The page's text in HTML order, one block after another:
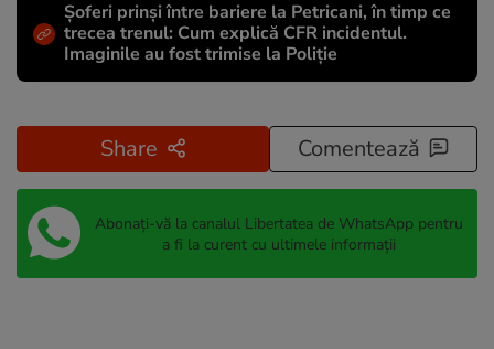
Șoferi prinși între bariere la Petricani, în timp ce
trecea trenul: Cum explică CFR incidentul.
Imaginile au fost trimise la Poliție
Share Comentează
Abonați-vă la canalul Libertatea de WhatsApp pentru
a fi la curent cu ultimele informații